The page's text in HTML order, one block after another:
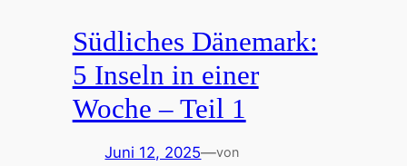
Südliches Dänemark:
5 Inseln in einer
Woche – Teil 1
Juni 12, 2025—von